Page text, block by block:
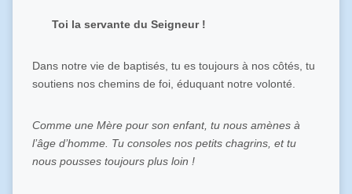
Toi la servante du Seigneur !
Dans notre vie de baptisés, tu es toujours à nos côtés, tu
soutiens nos chemins de foi, éduquant notre volonté.
Comme une Mère pour son enfant, tu nous amènes à
l’âge d’homme. Tu consoles nos petits chagrins, et tu
nous pousses toujours plus loin !